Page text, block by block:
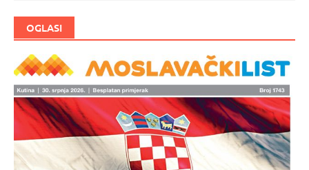
OGLASI